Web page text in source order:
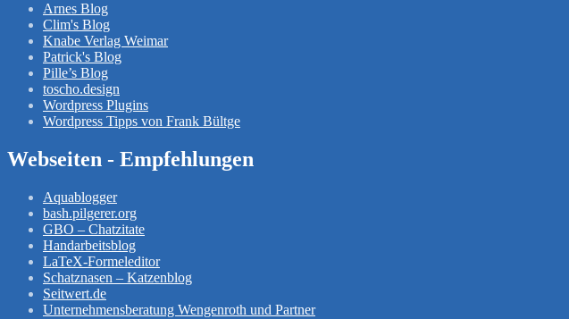
Arnes Blog
Clim's Blog
Knabe Verlag Weimar
Patrick's Blog
Pille’s Blog
toscho.design
Wordpress Plugins
Wordpress Tipps von Frank Bültge
Webseiten - Empfehlungen
Aquablogger
bash.pilgerer.org
GBO – Chatzitate
Handarbeitsblog
LaTeX-Formeleditor
Schatznasen – Katzenblog
Seitwert.de
Unternehmensberatung Wengenroth und Partner